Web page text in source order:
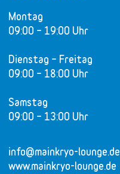
Montag
09:00 – 19:00 Uhr
Dienstag – Freitag
09:00 – 18:00 Uhr
Samstag
09:00 – 13:00 Uhr
info@mainkryo-lounge.de
www.mainkryo-lounge.de